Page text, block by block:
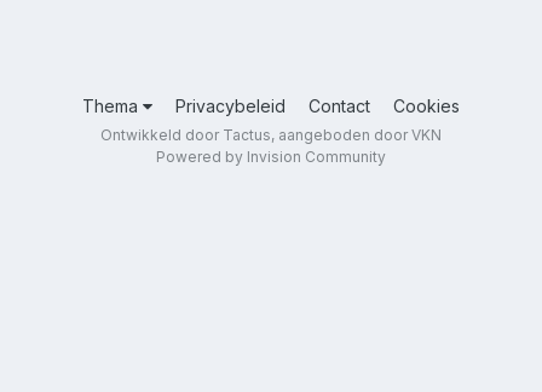
Thema Privacybeleid Contact Cookies
Ontwikkeld door Tactus, aangeboden door VKN
Powered by Invision Community